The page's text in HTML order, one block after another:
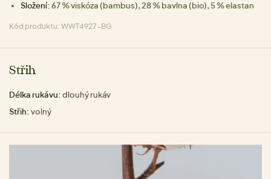
Složení: 67 % viskóza (bambus), 28 % bavlna (bio), 5 % elastan
Kód produktu: WWT4927-BG
Střih
Délka rukávu: dlouhý rukáv
Střih: volný